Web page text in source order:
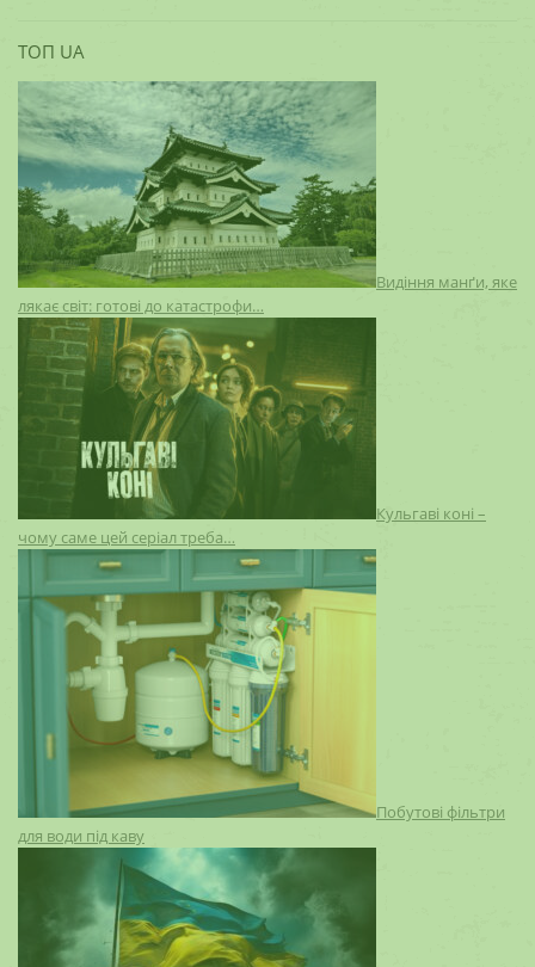
ТОП UA
Видіння манґи, яке
лякає світ: готові до катастрофи…
Кульгаві коні –
чому саме цей серіал треба…
Побутові фільтри
для води під каву